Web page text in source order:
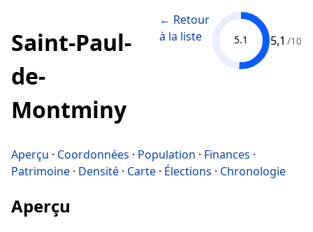
Saint-Paul-
de-
Montminy
← Retour
à la liste
5.1 5,1 /10
Aperçu · Coordonnées · Population · Finances ·
Patrimoine · Densité · Carte · Élections · Chronologie
Aperçu